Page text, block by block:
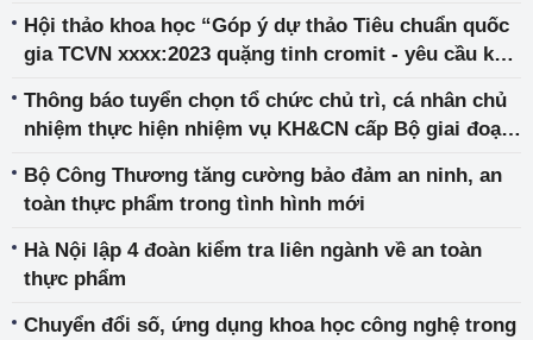
Hội thảo khoa học “Góp ý dự thảo Tiêu chuẩn quốc
gia TCVN xxxx:2023 quặng tinh cromit - yêu cầu kỹ
Thông báo tuyển chọn tổ chức chủ trì, cá nhân chủ
nhiệm thực hiện nhiệm vụ KH&CN cấp Bộ giai đoạn
Bộ Công Thương tăng cường bảo đảm an ninh, an
toàn thực phẩm trong tình hình mới
Hà Nội lập 4 đoàn kiểm tra liên ngành về an toàn
thực phẩm
Chuyển đổi số, ứng dụng khoa học công nghệ trong